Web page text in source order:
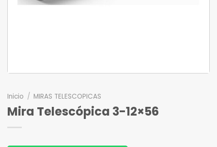
Inicio / MIRAS TELESCOPICAS
Mira Telescópica 3-12×56